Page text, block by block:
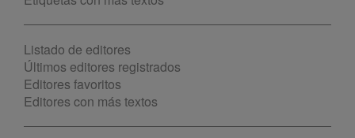
Listado de editores
Últimos editores registrados
Editores favoritos
Editores con más textos